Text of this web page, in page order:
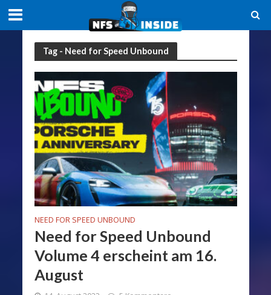
Tag - Need for Speed Unbound
NEED FOR SPEED UNBOUND
Need for Speed Unbound
Volume 4 erscheint am 16.
August